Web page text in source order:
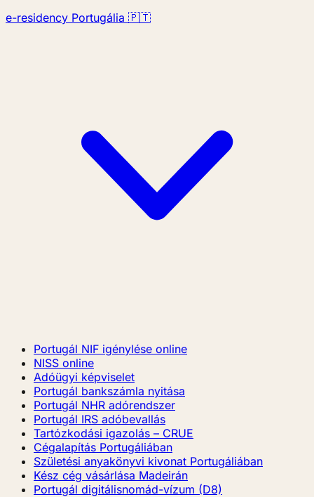
e-residency Portugália 🇵🇹
Portugál NIF igénylése online
NISS online
Adóügyi képviselet
Portugál bankszámla nyitása
Portugál NHR adórendszer
Portugál IRS adóbevallás
Tartózkodási igazolás – CRUE
Cégalapítás Portugáliában
Születési anyakönyvi kivonat Portugáliában
Kész cég vásárlása Madeirán
Portugál digitálisnomád-vízum (D8)